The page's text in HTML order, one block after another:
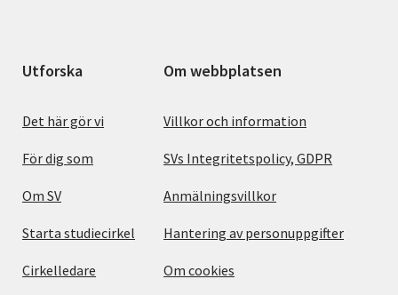
Utforska
Det här gör vi
För dig som
Om SV
Starta studiecirkel
Cirkelledare
Om webbplatsen
Villkor och information
SVs Integritetspolicy, GDPR
Anmälningsvillkor
Hantering av personuppgifter
Om cookies